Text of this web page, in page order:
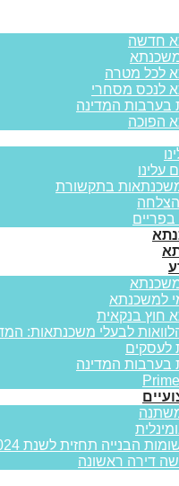
חדשה
לכל מטרה
לנכס מסחרי
בערבות המדינה
הפוכה
עלינו
בתקשורת
הצלחה
למשכנתא
חוץ בנקאית
לבעלי משכנתאות:
לעסקים
בערבות המדינה
הבנייה תחזית לשנת 2024
דירה ראשונה